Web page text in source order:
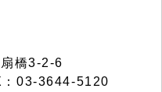
橋3-2-6
03-3644-5120